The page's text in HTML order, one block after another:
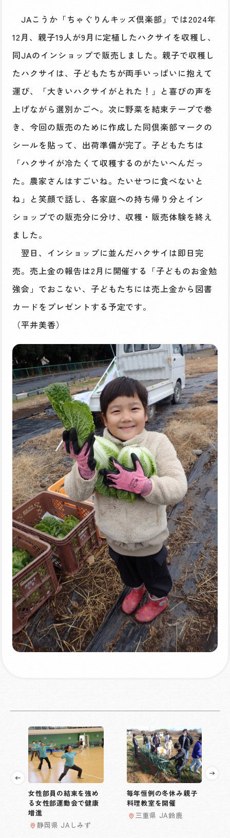
JAこうか「ちゃぐりんキッズ倶楽部」では2024年
12月、親子19人が9月に定植したハクサイを収穫し、
同JAのインショップで販売しました。親子で収穫し
たハクサイは、子どもたちが両手いっぱいに抱えて
運び、「大きいハクサイがとれた！」と喜びの声を
上げながら選別かごへ。次に野菜を結束テープで巻
き、今回の販売のために作成した同倶楽部マークの
シールを貼って、出荷準備が完了。子どもたちは
「ハクサイが冷たくて収穫するのがたいへんだっ
た。農家さんはすごいね。たいせつに食べないと
ね」と笑顔で話し、各家庭への持ち帰り分とイン
ショップでの販売分に分け、収穫・販売体験を終え
ました。
翌日、インショップに並んだハクサイは即日完
売。売上金の報告は2月に開催する「子どものお金勉
強会」でおこない、子どもたちには売上金から図書
カードをプレゼントする予定です。
（平井美香）
女性部員の結束を強め
る女性部運動会で健康
増進
静岡県 JAしみず
毎年恒例の冬休み親子
料理教室を開催
三重県 JA鈴鹿